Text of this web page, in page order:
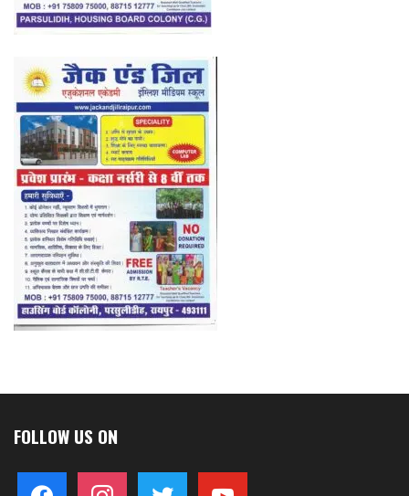
FOLLOW US ON
facebook instagram twitter youtube